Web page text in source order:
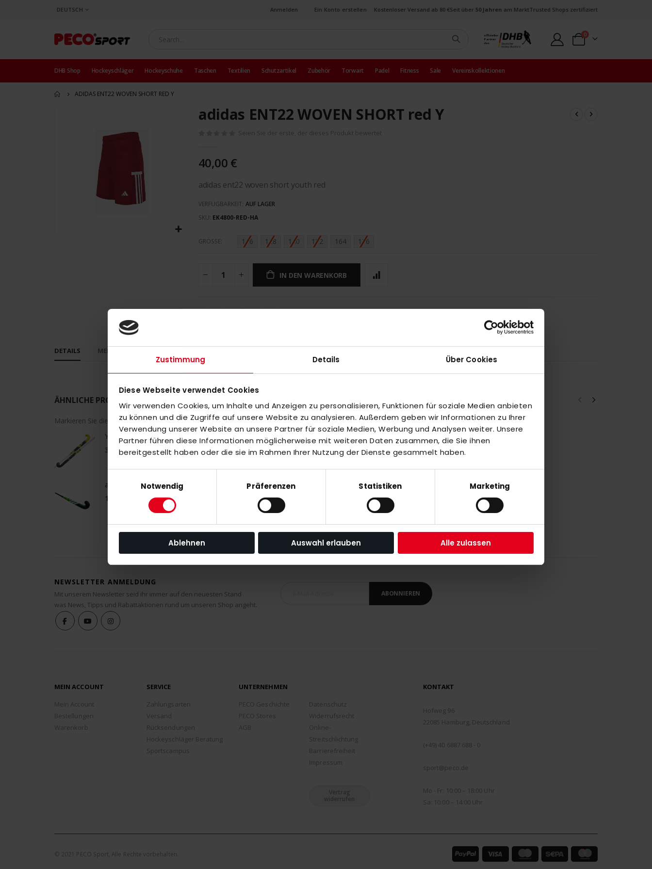
Zustimmung Details Über Cookies
Diese Webseite verwendet Cookies
Wir verwenden Cookies, um Inhalte und Anzeigen zu personalisieren, Funktionen für soziale Medien anbieten
zu können und die Zugriffe auf unsere Website zu analysieren. Außerdem geben wir Informationen zu Ihrer
Verwendung unserer Website an unsere Partner für soziale Medien, Werbung und Analysen weiter. Unsere
Partner führen diese Informationen möglicherweise mit weiteren Daten zusammen, die Sie ihnen
bereitgestellt haben oder die sie im Rahmen Ihrer Nutzung der Dienste gesammelt haben.
Notwendig
Präferenzen Statistiken Marketing
Ablehnen Auswahl erlauben Alle zulassen
SPRACHE
DEUTSCH Anmelden Ein Konto erstellen Kostenloser Versand ab 80 €Seit über 50 Jahren am MarktTrusted Shops zertifiziert
offizieller
Partner
des
Warenkorb
0Artikel
DHB Shop Hockeyschläger Hockeyschuhe Taschen Textilien Schutzartikel Zubehör Torwart Padel Fitness Sale Vereinskollektionen
ADIDAS ENT22 WOVEN SHORT RED Y
adidas ENT22 WOVEN SHORT red Y
Seien Sie der erste, der dieses Produkt bewertet
40,00 €
adidas ent22 woven short youth red
VERFÜGBARKEIT: AUF LAGER
SKU EK4800-RED-HA
GRÖSSE 116 128 140 152 164 176
IN DEN WARENKORB
DETAILS MEHR INFORMATIONEN
ÄHNLICHE PRODUKTE
Markieren Sie die Artikel, um Sie dem Warenkorb hinzuzufügen oderAlle auswählen
Y1 LB X.2 (25/26)
300,00 €
adidas Chaosfury .6 green
140,00 €
NEWSLETTER ANMELDUNG
Mit unserem Newsletter seid ihr immer auf den neuesten Stand
was News, Tipps und Rabattaktionen rund um unseren Shop angeht.
ABONNIEREN
MEIN ACCOUNT
Mein Account
Bestellungen
Warenkorb
SERVICE
Zahlungsarten
Versand
Rücksendungen
Hockeyschläger Beratung
Sportscampus
UNTERNEHMEN
PECO Geschichte
PECO Stores
AGB
Datenschutz
Widerrufsrecht
Online-
Streitschlichtung
Barrierefreiheit
Impressum
Vertrag
widerrufen
KONTAKT
Hofweg 96
22085 Hamburg, Deutschland
(+49) 40 6887 688 - 0
sport@peco.de
Mo - Fr: 10:00 – 18:00 Uhr
Sa: 10:00 – 14:00 Uhr
© 2021 PECO Sport, Alle Rechte vorbehalten.